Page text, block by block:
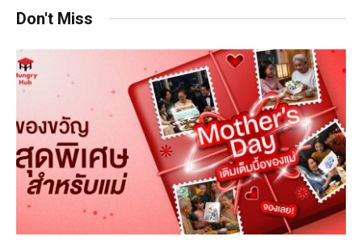
Don't Miss